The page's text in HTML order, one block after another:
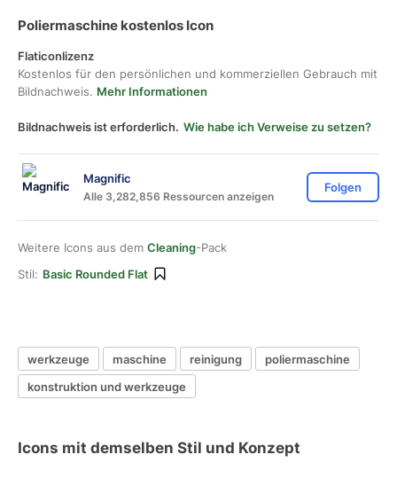
Poliermaschine kostenlos Icon
Flaticonlizenz
Kostenlos für den persönlichen und kommerziellen Gebrauch mit
Bildnachweis. Mehr Informationen
Bildnachweis ist erforderlich. Wie habe ich Verweise zu setzen?
Magnific
Alle 3,282,856 Ressourcen anzeigen
Folgen
Weitere Icons aus dem Cleaning-Pack
Stil: Basic Rounded Flat
werkzeuge maschine reinigung
poliermaschine
konstruktion und werkzeuge
Icons mit demselben Stil und Konzept